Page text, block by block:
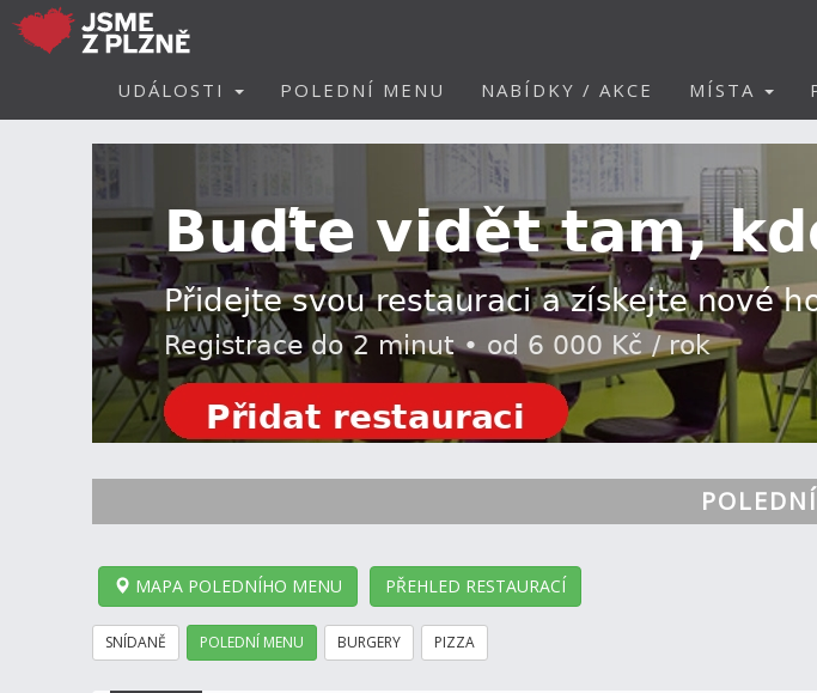
UDÁLOSTI POLEDNÍ MENU NABÍDKY / AKCE MÍSTA
MAPA POLEDNÍHO MENU PŘEHLED RESTAURACÍ
SNÍDANĚ POLEDNÍ MENU BURGERY PIZZA